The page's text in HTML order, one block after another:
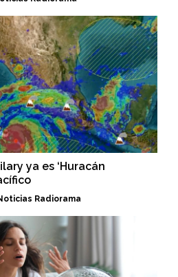
ya es ‘Huracán
Radiorama